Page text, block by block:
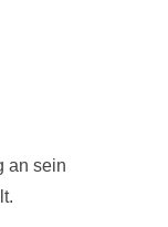
an sein